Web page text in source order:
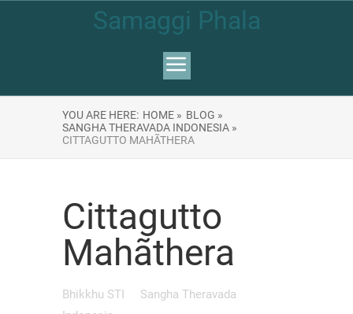
Samaggi Phala
YOU ARE HERE: HOME » BLOG »
SANGHA THERAVADA INDONESIA »
CITTAGUTTO MAHÃTHERA
Cittagutto
Mahãthera
Bhikkhu STI
Sangha Theravada